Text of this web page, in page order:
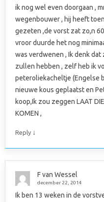
ik nog wel even doorgaan ,
wegenbouwer , hij heeft
gezeten ,de vorst zat zo,n
vroor duurde het nog
was verdwenen , Ik denk
zullen hebben , zelf heb ik
peteroliekacheltje (Engelse
nieuwe kous geplaatst en
koop,Ik zou zeggen LAAT
KOMEN ,
Reply ↓
F van Wessel
december 22, 2014
Ik ben 13 weken in de